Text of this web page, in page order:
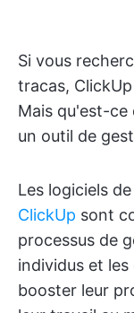
Si vous
tracas,
Mais qu'est-ce
un outil de
Les logiciels
ClickUp sont
processus de
individus et
booster leur